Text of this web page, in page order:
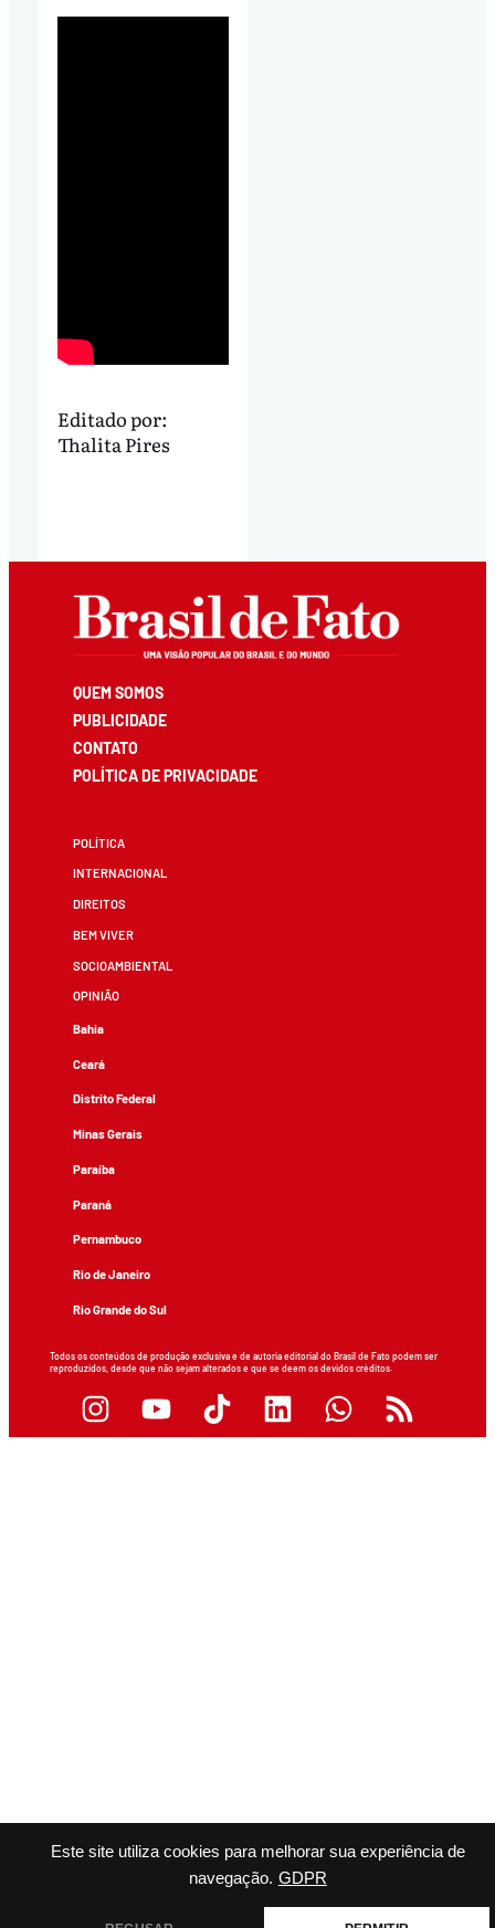
Este site utiliza cookies para melhorar sua experiência de
navegação. GDPR
Editado por:
Thalita Pires
QUEM SOMOS
PUBLICIDADE
CONTATO
POLÍTICA DE PRIVACIDADE
POLÍTICA
INTERNACIONAL
DIREITOS
BEM VIVER
SOCIOAMBIENTAL
OPINIÃO
Bahia
Ceará
Distrito Federal
Minas Gerais
Paraíba
Paraná
Pernambuco
Rio de Janeiro
Rio Grande do Sul
Todos os conteúdos de produção exclusiva e de autoria editorial do Brasil de Fato podem ser
reproduzidos, desde que não sejam alterados e que se deem os devidos créditos.